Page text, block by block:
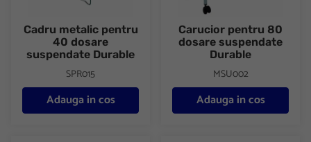
Cadru metalic pentru
40 dosare
suspendate Durable
SPR015
Adauga in cos
Carucior pentru 80
dosare suspendate
Durable
MSU002
Adauga in cos